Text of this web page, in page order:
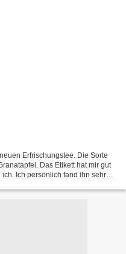
Erfrischungstee. Die Sorte
Das Etikett hat mir gut
Ich persönlich fand ihn sehr